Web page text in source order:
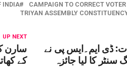
CAMPAIGN TO CORRECT
INDIA
TRIYAN ASSEMBLY
UP NEXT
کے کھاتوں میں
ڈی ایم۔ایس پی نے
سنٹر کا لیا جائزہ